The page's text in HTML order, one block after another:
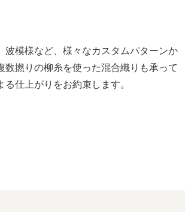
模様など、様々なカスタムパターンか
撚りの柳糸を使った混合織りも承って
仕上がりをお約束します。